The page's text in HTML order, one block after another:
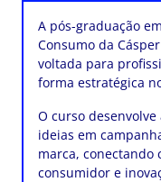
A pós-graduação
Consumo da
voltada para
forma estratégica
O curso
ideias em
marca,
consumidor e